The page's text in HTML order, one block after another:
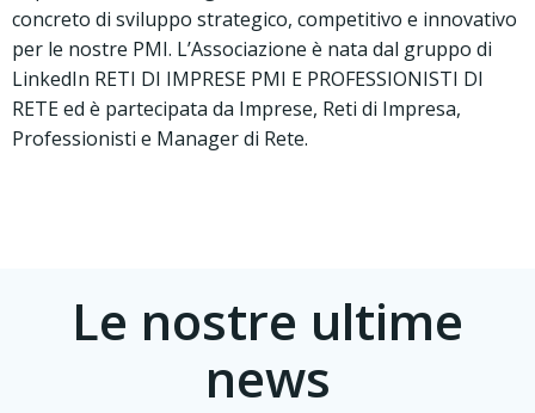
concreto di sviluppo strategico, competitivo e innovativo
per le nostre PMI. L’Associazione è nata dal gruppo di
LinkedIn RETI DI IMPRESE PMI E PROFESSIONISTI DI
RETE ed è partecipata da Imprese, Reti di Impresa,
Professionisti e Manager di Rete.
Le nostre ultime
news